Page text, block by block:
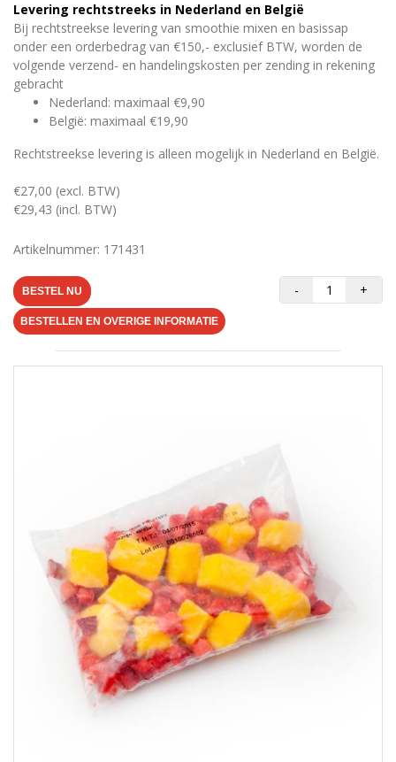
Levering rechtstreeks in Nederland en België
Bij rechtstreekse levering van smoothie mixen en basissap
onder een orderbedrag van €150,- exclusief BTW, worden de
volgende verzend- en handelingskosten per zending in rekening
gebracht
Nederland: maximaal €9,90
België: maximaal €19,90
Rechtstreekse levering is alleen mogelijk in Nederland en België.
€27,00 (excl. BTW)
€29,43 (incl. BTW)
Artikelnummer: 171431
BESTEL NU - +
BESTELLEN EN OVERIGE INFORMATIE